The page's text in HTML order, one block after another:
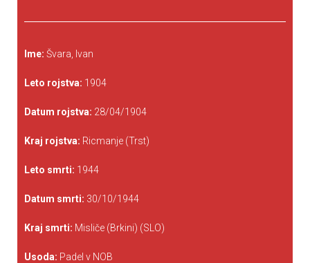
Ime: Švara, Ivan
Leto rojstva: 1904
Datum rojstva: 28/04/1904
Kraj rojstva: Ricmanje (Trst)
Leto smrti: 1944
Datum smrti: 30/10/1944
Kraj smrti: Misliče (Brkini) (SLO)
Usoda: Padel v NOB